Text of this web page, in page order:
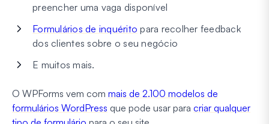
preencher uma vaga disponível
Formulários de inquérito para recolher feedback
dos clientes sobre o seu negócio
E muitos mais.
O WPForms vem com mais de 2.100 modelos de
formulários WordPress que pode usar para criar qualquer